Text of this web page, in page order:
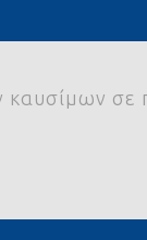
καυσίμων